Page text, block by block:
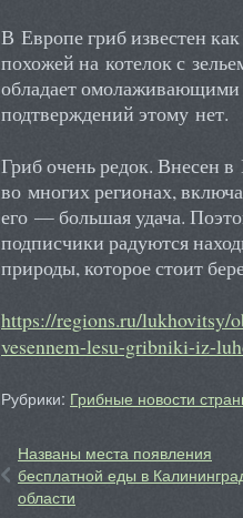
В Европе гриб известен
похожей на котелок с
обладает
подтверждений этому нет.
Гриб очень редок. Внесен
во многих регионах,
его — большая удача.
подписчики радуются
природы, которое стоит
https://regions.ru/lukhovitsy/
vesennem-lesu-gribniki-iz-
Рубрики: Грибные новости
Названы места появления
бесплатной еды в
области